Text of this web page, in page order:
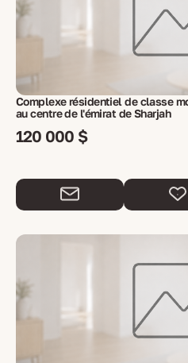
Complexe résidentiel de classe
au centre de l'émirat de Sharjah
120 000 $